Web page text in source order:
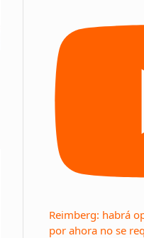
Reimberg: habrá
por ahora no se